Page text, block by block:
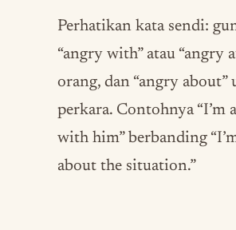
Perhatikan kata sendi:
“angry with” atau “angry
orang, dan “angry about”
perkara. Contohnya “I’m
with him” berbanding
about the situation.”